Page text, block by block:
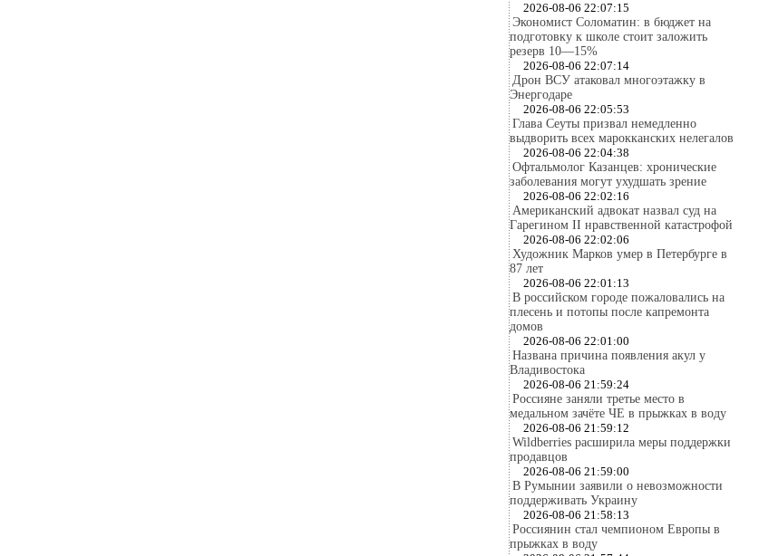
2026-08-06 22:07:15
Экономист Соломатин: в бюджет на
подготовку к школе стоит заложить
резерв 10—15%
2026-08-06 22:07:14
Дрон ВСУ атаковал многоэтажку в
Энергодаре
2026-08-06 22:05:53
Глава Сеуты призвал немедленно
выдворить всех марокканских нелегалов
2026-08-06 22:04:38
Офтальмолог Казанцев: хронические
заболевания могут ухудшать зрение
2026-08-06 22:02:16
Американский адвокат назвал суд на
Гарегином II нравственной катастрофой
2026-08-06 22:02:06
Художник Марков умер в Петербурге в
87 лет
2026-08-06 22:01:13
В российском городе пожаловались на
плесень и потопы после капремонта
домов
2026-08-06 22:01:00
Названа причина появления акул у
Владивостока
2026-08-06 21:59:24
Россияне заняли третье место в
медальном зачёте ЧЕ в прыжках в воду
2026-08-06 21:59:12
Wildberries расширила меры поддержки
продавцов
2026-08-06 21:59:00
В Румынии заявили о невозможности
поддерживать Украину
2026-08-06 21:58:13
Россиянин стал чемпионом Европы в
прыжках в воду